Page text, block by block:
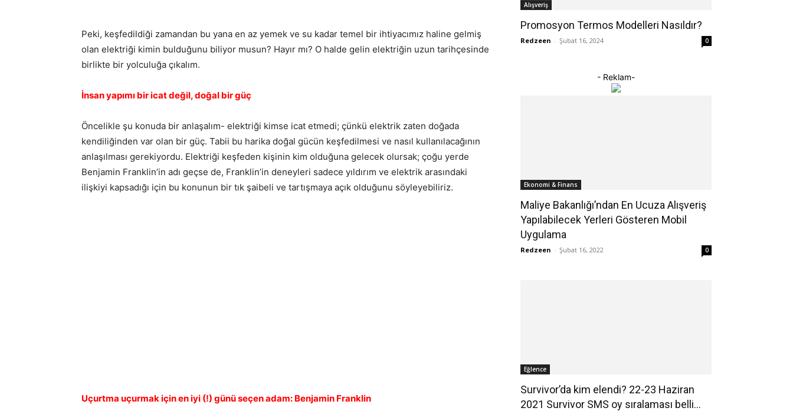
Peki, keşfedildiği zamandan bu yana en az yemek ve su kadar temel bir ihtiyacımız haline gelmiş
olan elektriği kimin bulduğunu biliyor musun? Hayır mı? O halde gelin elektriğin uzun tarihçesinde
birlikte bir yolculuğa çıkalım.
İnsan yapımı bir icat değil, doğal bir güç
Öncelikle şu konuda bir anlaşalım- elektriği kimse icat etmedi; çünkü elektrik zaten doğada
kendiliğinden var olan bir güç. Tabii bu harika doğal gücün keşfedilmesi ve nasıl kullanılacağının
anlaşılması gerekiyordu. Elektriği keşfeden kişinin kim olduğuna gelecek olursak; çoğu yerde
Benjamin Franklin’in adı geçse de, Franklin’in deneyleri sadece yıldırım ve elektrik arasındaki
ilişkiyi kapsadığı için bu konunun bir tık şaibeli ve tartışmaya açık olduğunu söyleyebiliriz.
Uçurtma uçurmak için en iyi (!) günü seçen adam: Benjamin Franklin
Alışveriş
Promosyon Termos Modelleri Nasıldır?
Redzeen - Şubat 16, 2024 0
- Reklam-
Ekonomi & Finans
Maliye Bakanlığı’ndan En Ucuza Alışveriş
Yapılabilecek Yerleri Gösteren Mobil
Uygulama
Redzeen - Şubat 16, 2022 0
Eğlence
Survivor’da kim elendi? 22-23 Haziran
2021 Survivor SMS oy sıralaması belli...